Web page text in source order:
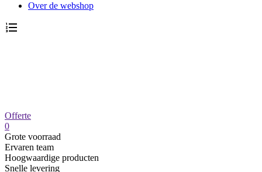
Over de webshop
Offerte
0
Grote voorraad
Ervaren team
Hoogwaardige producten
Snelle levering